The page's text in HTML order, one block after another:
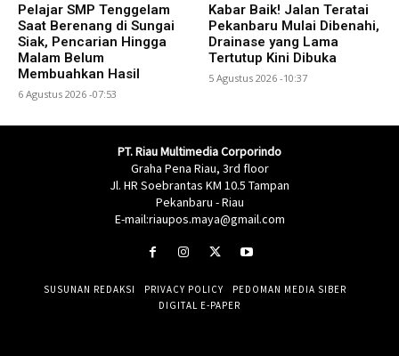
Pelajar SMP Tenggelam
Saat Berenang di Sungai
Siak, Pencarian Hingga
Malam Belum
Membuahkan Hasil
6 Agustus 2026 -07:53
Kabar Baik! Jalan Teratai
Pekanbaru Mulai Dibenahi,
Drainase yang Lama
Tertutup Kini Dibuka
5 Agustus 2026 -10:37
PT. Riau Multimedia Corporindo
Graha Pena Riau, 3rd floor
Jl. HR Soebrantas KM 10.5 Tampan
Pekanbaru - Riau
E-mail:riaupos.maya@gmail.com
SUSUNAN REDAKSI PRIVACY POLICY
PEDOMAN MEDIA SIBER
DIGITAL E-PAPER